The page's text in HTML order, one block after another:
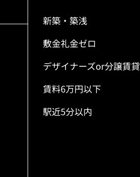
新築・築浅
敷金礼金ゼロ
デザイナーズor分譲賃貸
賃料6万円以下
駅近5分以内